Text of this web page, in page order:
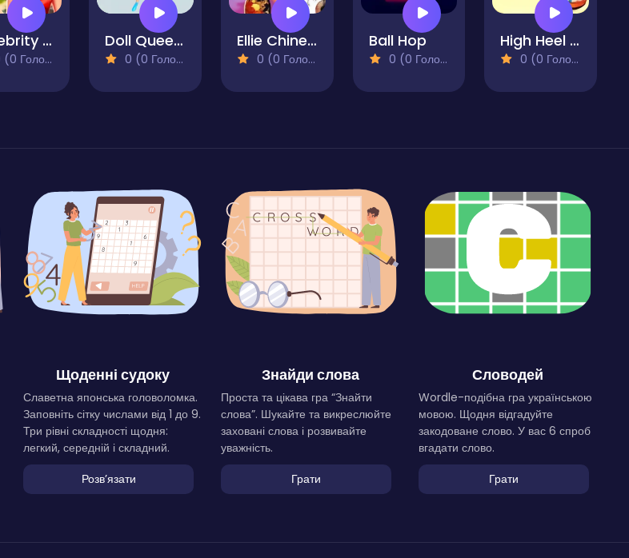
Celebrity Lunar New Year
Голосів)
Doll Queen Designer
0 (0 Голосів)
Ellie Chinese New Year Celebration
0 (0 Голосів)
Ball Hop
0 (0 Голосів)
High Heel Design
0 (0 Голосів)
Щоденні судоку
Славетна японська головоломка.
Заповніть сітку числами від 1 до 9.
Три рівні складності щодня:
легкий, середній і складний.
Розвʼязати
Знайди слова
Проста та цікава гра “Знайти
слова”. Шукайте та викреслюйте
заховані слова і розвивайте
уважність.
Грати
Словодей
Wordle-подібна гра українською
мовою. Щодня відгадуйте
закодоване слово. У вас 6 спроб
вгадати слово.
Грати